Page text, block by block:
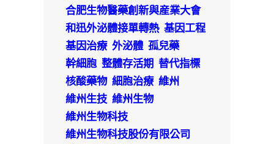
合肥生物醫藥創新與産業大會
和迅外泌體接單轉熱 基因工程
基因治療 外泌體 孤兒藥
幹細胞 整體存活期 替代指標
核酸藥物 細胞治療 維州
維州生技 維州生物
維州生物科技
維州生物科技股份有限公司